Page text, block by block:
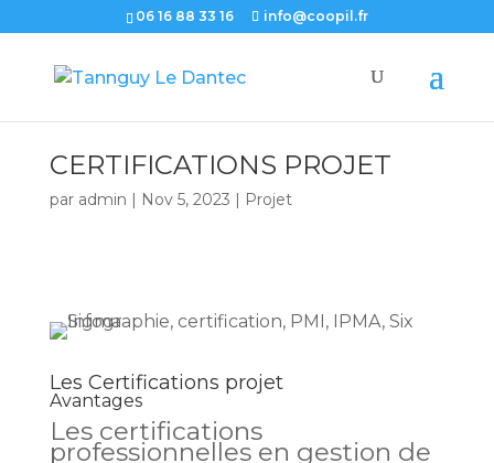
06 16 88 33 16 info@coopil.fr
CERTIFICATIONS PROJET
par admin | Nov 5, 2023 | Projet
Les Certifications projet
Avantages
Les certifications
professionnelles en gestion de